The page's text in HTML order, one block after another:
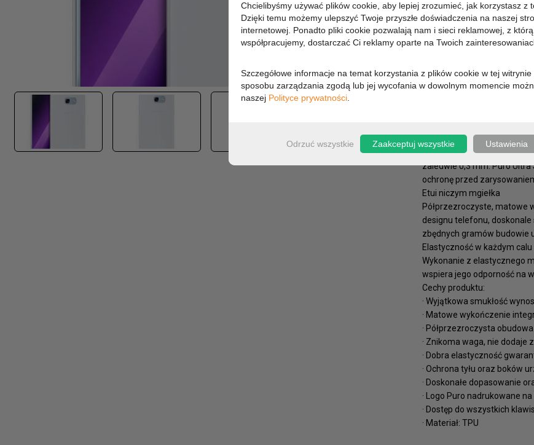
41,06 zł
Ochrona tak lekka i
0,3 mm do pełni perfekcji
Unikalne rozwiązanie w
zaledwie 0,3 mm. Puro
ochronę przed
Etui niczym mgiełka
Półprzezroczyste, matowe
designu telefonu, doskonale
zbędnych gramów budowie
Elastyczność w każdym calu
Wykonanie z elastycznego
wspiera jego odporność na
Cechy produktu:
· Wyjątkowa smukłość
· Matowe wykończenie
· Półprzezroczysta obudowa
· Znikoma waga, nie dodaje
· Dobra elastyczność
· Ochrona tyłu oraz boków
· Doskonałe dopasowanie
· Logo Puro nadrukowane na
· Dostęp do wszystkich
· Materiał: TPU
Chcielibyśmy używać plików cookie, aby lepiej zrozumieć, jak korzystasz z
Dzięki temu możemy ulepszyć Twoje przyszłe doświadczenia na naszej
internetowej. Ponadto pliki cookie pozwalają nam i sieci reklamowej, z którą
współpracujemy, dostarczać Ci reklamy oparte na Twoich
Szczegółowe informacje na temat korzystania z plików cookie w tej witrynie
sposobu zarządzania zgodą lub jej wycofania w dowolnym momencie
naszej Polityce prywatności.
Odrzuć wszystkie Zaakceptuj wszystkie Ustawienia